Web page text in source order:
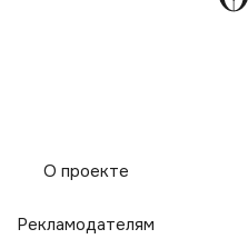
О проекте
Рекламодателям